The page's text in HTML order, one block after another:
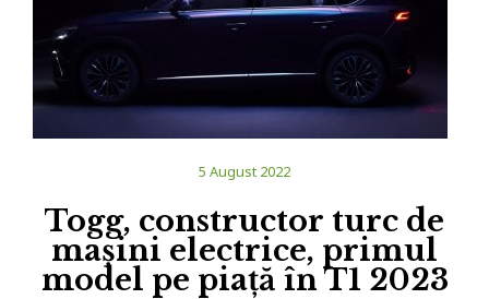
5 August 2022
Togg, constructor turc de
mașini electrice, primul
model pe piață în T1 2023